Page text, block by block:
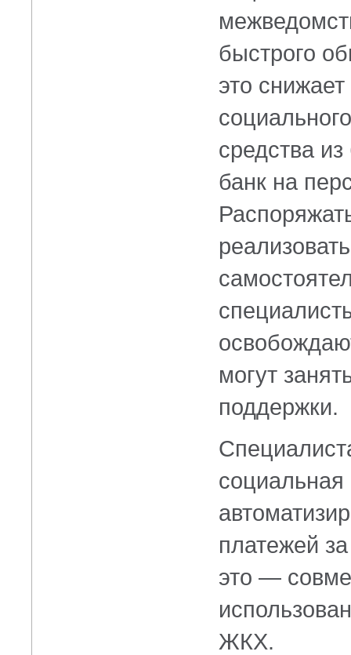
быстрого
это
средства
банк на
могут
поддержки.
социальная
платежей
это —
ЖКХ.